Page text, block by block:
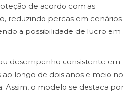
de acordo com as
reduzindo perdas em cenários
a possibilidade de lucro em
desempenho consistente em
ao longo de dois anos e meio no
Assim, o modelo se destaca por